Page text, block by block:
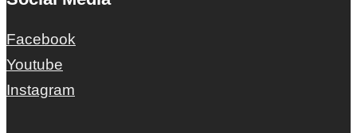
Facebook
Youtube
Instagram